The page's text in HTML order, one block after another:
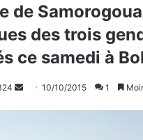
de
des trois
ce samedi à
10/10/2015 1